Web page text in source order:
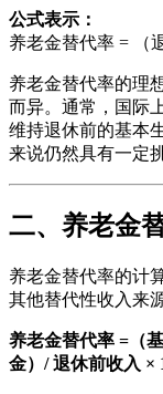
公式表示：
养老金替代率 = （
养老金替代率的理
而异。通常，国际
维持退休前的基本
来说仍然具有一定
二、养老金
养老金替代率的计
其他替代性收入来
养老金替代率 =（
金）/ 退休前收入 ×